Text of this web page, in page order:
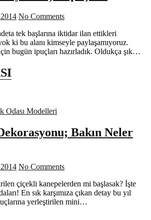
No Comments
tek başlarına iktidar ilan ettikleri
ki bu alanı kimseyle paylaşamıyoruz.
bugün ipuçları hazırladık. Oldukça şık…
Odası Modelleri
Bakın Neler
No Comments
çiçekli kanepelerden mi başlasak? İşte
En sık karşımıza çıkan detay bu yıl
yerleştirilen mini…